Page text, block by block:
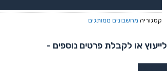
קטגוריה מחשבונים ממותגים
לייעוץ או לקבלת פרטים נוספים -